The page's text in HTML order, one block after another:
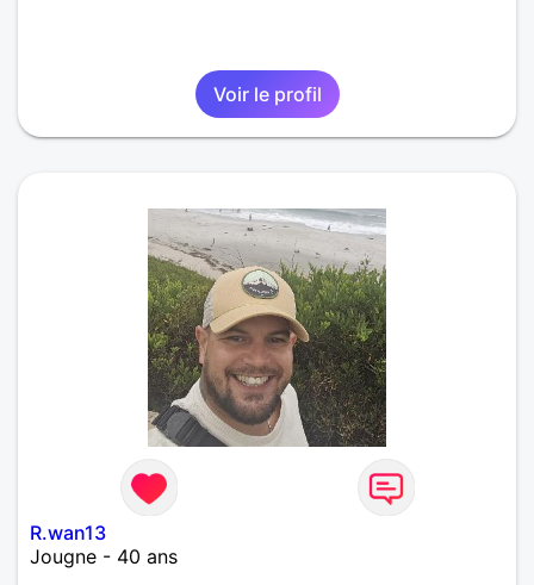
Voir le profil
R.wan13
Jougne - 40 ans